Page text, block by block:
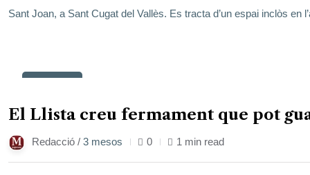
Sant Joan, a Sant Cugat del Vallès. Es tracta d’un espai inclòs en
El Llista creu fermament que pot
Redacció / 3 mesos 0 1 min read